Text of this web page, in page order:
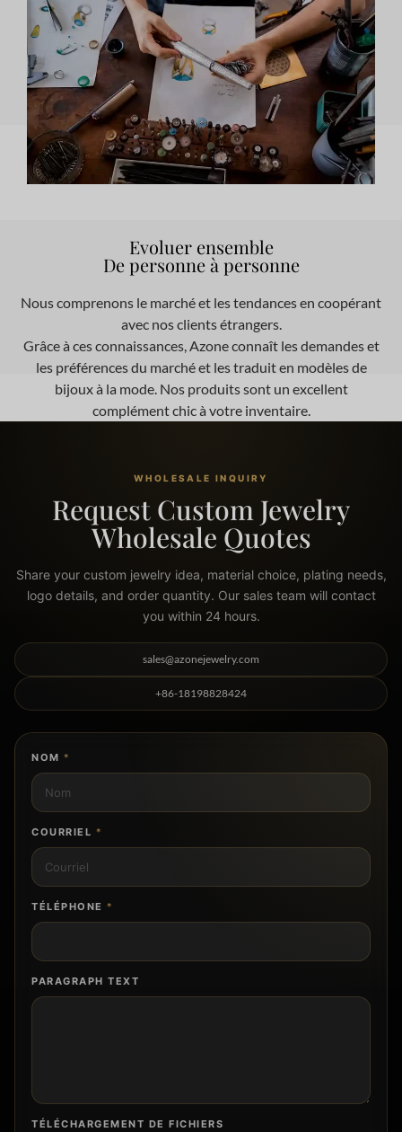
Evoluer ensemble
De personne à personne
Nous comprenons le marché et les tendances en coopérant
avec nos clients étrangers.
Grâce à ces connaissances, Azone connaît les demandes et
les préférences du marché et les traduit en modèles de
bijoux à la mode. Nos produits sont un excellent
complément chic à votre inventaire.
WHOLESALE INQUIRY
Request Custom Jewelry
Wholesale Quotes
Share your custom jewelry idea, material choice, plating needs,
logo details, and order quantity. Our sales team will contact
you within 24 hours.
sales@azonejewelry.com
+86-18198828424
NOM *
COURRIEL *
TÉLÉPHONE *
PARAGRAPH TEXT
TÉLÉCHARGEMENT DE FICHIERS